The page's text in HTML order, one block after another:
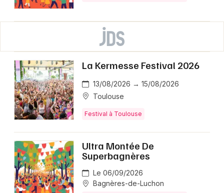
La Kermesse Festival 2026
13/08/2026 → 15/08/2026
Toulouse
Festival à Toulouse
Ultra Montée De
Superbagnères
Le 06/09/2026
Bagnères-de-Luchon